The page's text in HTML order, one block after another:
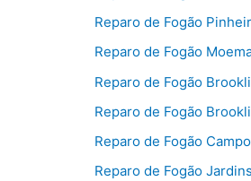
Reparo de Fogão
Reparo de Fogão
Reparo de Fogão
Reparo de Fogão
Reparo de Fogão
Reparo de Fogão Jardins